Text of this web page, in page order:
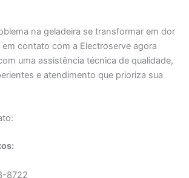
na geladeira se transformar em dor
contato com a Electroserve agora
uma assistência técnica de qualidade,
e atendimento que prioriza sua
8722